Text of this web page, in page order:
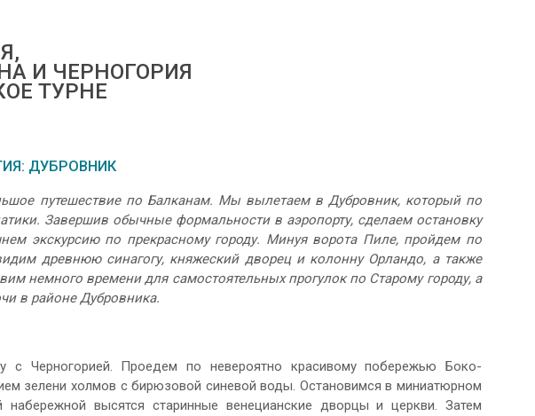
И ЧЕРНОГОРИЯ
ТУРНЕ
ДУБРОВНИК
путешествие по Балканам. Мы вылетаем в Дубровник, который по
Завершив обычные формальности в аэропорту, сделаем остановку
экскурсию по прекрасному городу. Минуя ворота Пиле, пройдем по
древнюю синагогу, княжеский дворец и колонну Орландо, а также
немного времени для самостоятельных прогулок по Старому городу, а
в районе Дубровника.
с Черногорией. Проедем по невероятно красивому побережью Боко-
зелени холмов с бирюзовой синевой воды. Остановимся в миниатюрном
высятся старинные венецианские дворцы и церкви. Затем